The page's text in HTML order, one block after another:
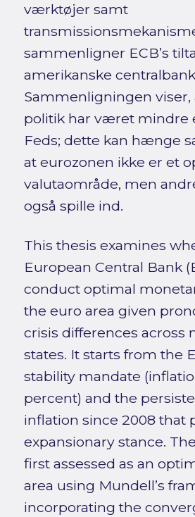
værktøjer samt
sammenligner ECB’s
amerikanske
Sammenligningen viser,
politik har været mindre
Feds; dette kan hænge
at eurozonen ikke er et
valutaområde, men
også spille ind.
This thesis examines
European Central Bank
conduct optimal
the euro area given
crisis differences across
states. It starts from the
stability mandate
percent) and the
inflation since 2008 that
expansionary stance.
first assessed as an
area using Mundell’s
incorporating the